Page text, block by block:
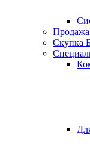
Скупка